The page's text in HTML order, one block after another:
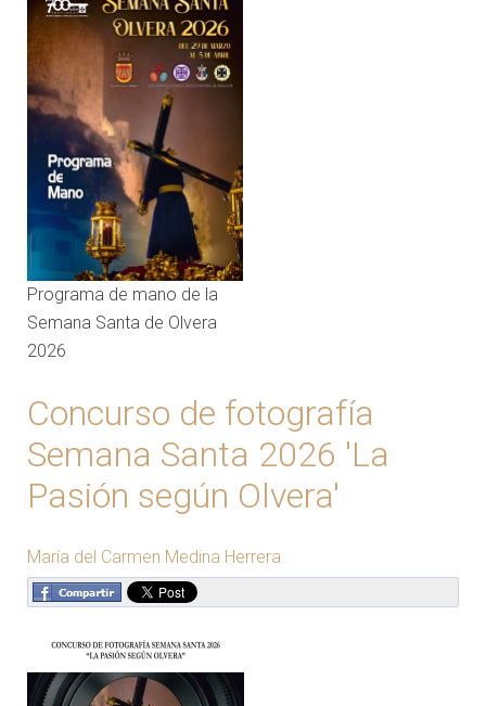
Programa de mano de la
Semana Santa de Olvera
2026
Concurso de fotografía
Semana Santa 2026 'La
Pasión según Olvera'
María del Carmen Medina Herrera